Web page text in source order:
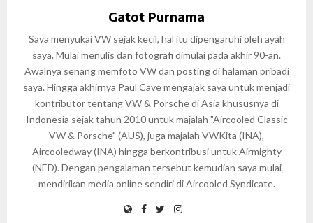
Gatot Purnama
Saya menyukai VW sejak kecil, hal itu dipengaruhi oleh ayah
saya. Mulai menulis dan fotografi dimulai pada akhir 90-an.
Awalnya senang memfoto VW dan posting di halaman pribadi
saya. Hingga akhirnya Paul Cave mengajak saya untuk menjadi
kontributor tentang VW & Porsche di Asia khususnya di
Indonesia sejak tahun 2010 untuk majalah "Aircooled Classic
VW & Porsche" (AUS), juga majalah VWKita (INA),
Aircooledway (INA) hingga berkontribusi untuk Airmighty
(NED). Dengan pengalaman tersebut kemudian saya mulai
mendirikan media online sendiri di Aircooled Syndicate.